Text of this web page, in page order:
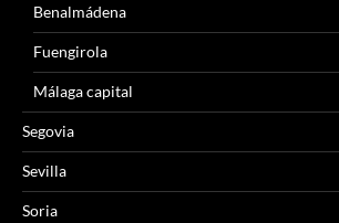
Benalmádena
Fuengirola
Málaga capital
Segovia
Sevilla
Soria